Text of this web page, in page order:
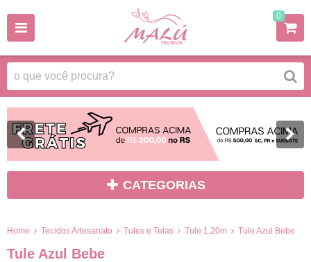
0
CATEGORIAS
Home Tecidos Artesanato Tules e Telas Tule 1,20m Tule Azul Bebe
Tule Azul Bebe